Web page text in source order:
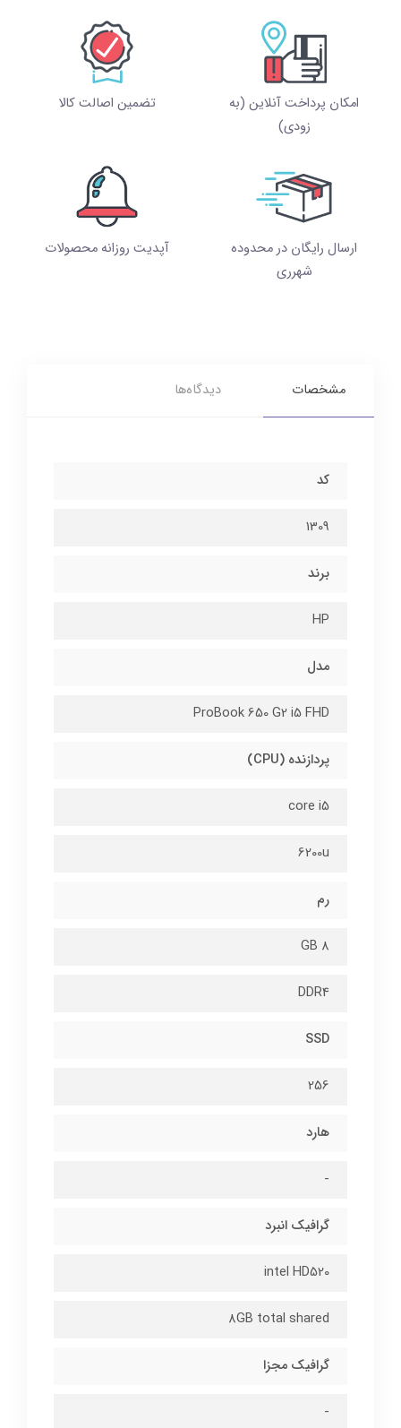
امکان پرداخت آنلاین (به
زودی)
تضمین اصالت کالا
ارسال رایگان در محدوده
شهرری
آپدیت روزانه محصولات
مشخصات دیدگاه‌ها
کد
1309
برند
HP
مدل
ProBook 650 G2 i5 FHD
پردازنده (CPU)
core i5
6200u
رم
8 GB
DDR4
SSD
256
هارد
-
گرافیک انبرد
intel HD520
8GB total shared
گرافیک مجزا
-